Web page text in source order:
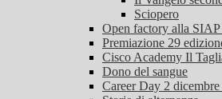
Sciopero
Open factory alla
Premiazione 29
Cisco Academy Il
Dono del sangue
Career Day 2